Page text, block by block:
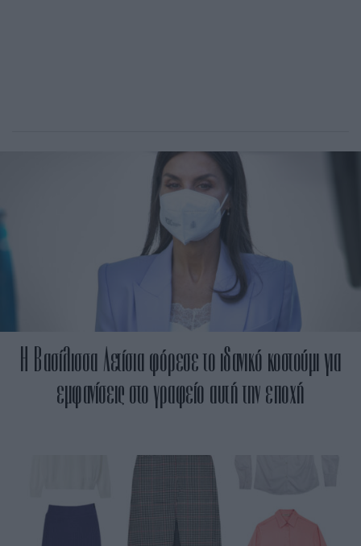
Η Βασίλισσα Λετίσια φόρεσε το ιδανικό κοστούμι για
εμφανίσεις στο γραφείο αυτή την εποχή